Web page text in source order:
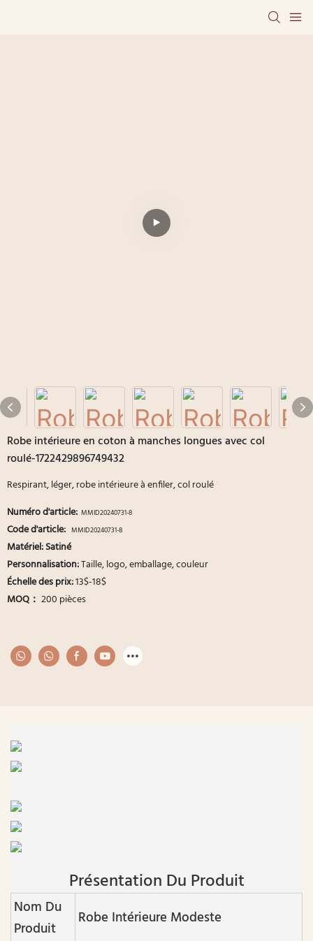
Robe intérieure en coton à manches longues avec col
roulé-1722429896749432
Respirant, léger, robe intérieure à enfiler, col roulé
Numéro d'article: MMID20240731-8
Code d'article: MMID20240731-8
Matériel: Satiné
Personnalisation:Taille, logo, emballage, couleur
Échelle des prix:13$-18$
MOQ： 200 pièces
Présentation Du Produit
Nom Du
Produit
Robe Intérieure Modeste